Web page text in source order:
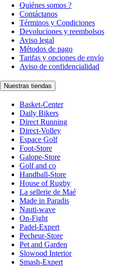
Quiénes somos ?
Contáctanos
Términos y Condiciones
Devoluciones y reembolsos
Aviso legal
Métodos de pago
Tarifas y opciones de envío
Aviso de confidencialidad
Nuestras tiendas
Basket-Center
Daily Bikers
Direct Running
Direct-Volley
Espace Golf
Foot-Store
Galope-Store
Golf and co
Handball-Store
House of Rugby
La sellerie de Maé
Made in Paradis
Nauti-wave
On-Fight
Padel-Expert
Pecheur-Store
Pet and Garden
Slowood Interior
Smash-Expert